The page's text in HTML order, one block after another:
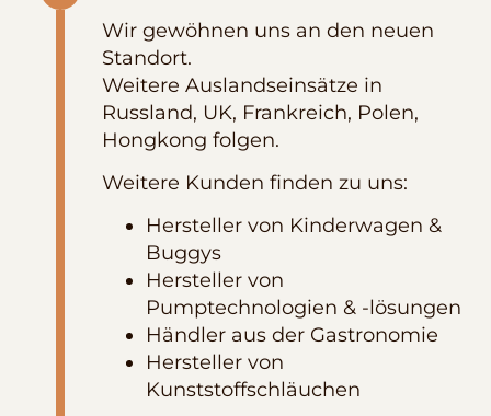
Wir gewöhnen uns an den neuen
Standort.
Weitere Auslandseinsätze in
Russland, UK, Frankreich, Polen,
Hongkong folgen.
Weitere Kunden finden zu uns:
Hersteller von Kinderwagen &
Buggys
Hersteller von
Pumptechnologien & -lösungen
Händler aus der Gastronomie
Hersteller von
Kunststoffschläuchen